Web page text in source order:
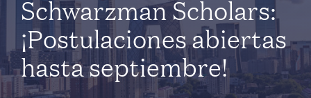
Schwarzman Scholars:
¡Postulaciones abiertas
hasta septiembre!